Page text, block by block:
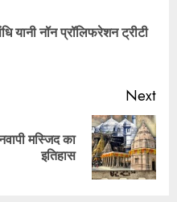
यानी नॉन प्रॉलिफरेशन ट्रीटी
Next
मस्जिद का
इतिहास